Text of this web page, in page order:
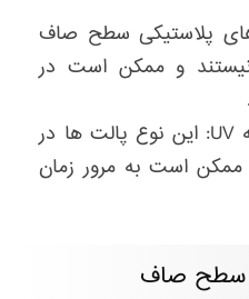
پلاستیکی سطح صاف
نیستند و ممکن است در
آسیب پذیری در برابر اشعه UV: این نوع پالت ها در
است به مرور زمان
سطح صاف